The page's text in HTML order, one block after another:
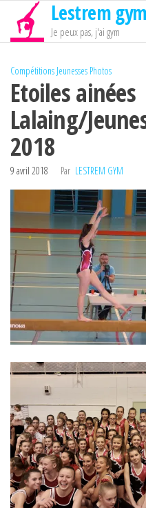
Passer
contenu
Lestrem gym
Je peux pas, j'ai gym
Compétitions Jeunesses Photos
Etoiles ainées
Lalaing/
2018
9 avril 2018 Par LESTREM GYM